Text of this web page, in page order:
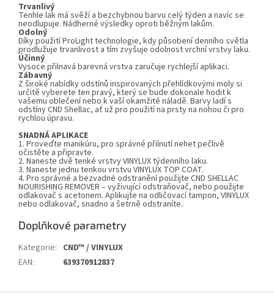
Trvanlivý
Tenhle lak má svěží a bezchybnou barvu celý týden a navíc se
neodlupuje. Nádherné výsledky oproti běžným lakům.
Odolný
Díky použití ProLight technologie, kdy působení denního světla
prodlužuje trvanlivost a tím zvyšuje odolnost vrchní vrstvy laku.
Účinný
Vysoce přilnavá barevná vrstva zaručuje rychlejší aplikaci.
Zábavný
Z široké nabídky odstínů inspirovaných přehlídkovými moly si
určitě vyberete ten pravý, který se bude dokonale hodit k
vašemu oblečení nebo k vaší okamžité náladě. Barvy ladí s
odstíny CND Shellac, ať už pro použití na prsty na nohou či pro
rychlou úpravu.
SNADNÁ APLIKACE
1. Proveďte manikúru, pro správné přilnutí nehet pečlivě
očistěte a připravte.
2. Naneste dvě tenké vrstvy VINYLUX týdenního laku.
3. Naneste jednu tenkou vrstvu VINYLUX TOP COAT.
4. Pro správné a bezvadné odstranění použijte CND SHELLAC
NOURISHING REMOVER – vyživující odstraňovač, nebo použijte
odlakovač s acetonem. Aplikujte na odličovací tampon, VINYLUX
nebo odlakovač, snadno a šetrně odstraníte.
Doplňkové parametry
Kategorie: CND™ / VINYLUX
EAN: 639370912837